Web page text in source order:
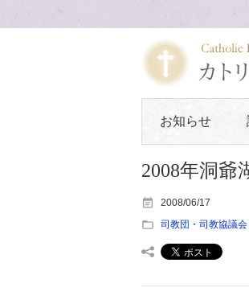
お知らせ
2008年洞爺
2008/06/17
司教団・司教協議会